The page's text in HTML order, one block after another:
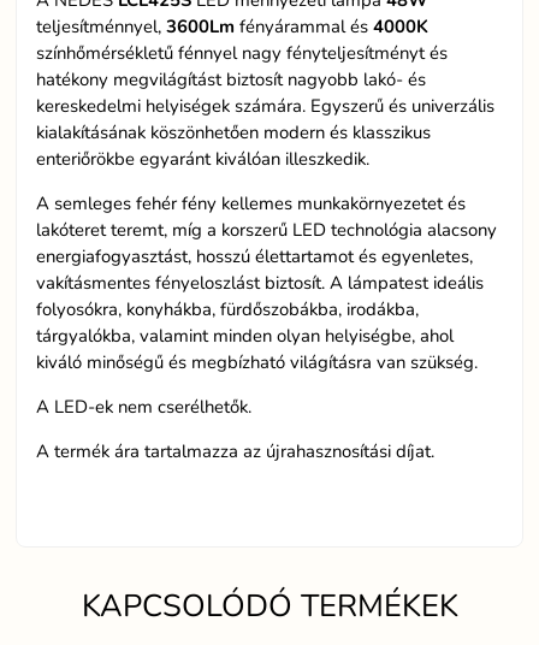
teljesítménnyel,3600Lm fényárammal és4000K
színhőmérsékletű fénnyel nagy fényteljesítményt és
hatékony megvilágítást biztosít nagyobb lakó- és
kereskedelmi helyiségek számára. Egyszerű és univerzális
kialakításának köszönhetően modern és klasszikus
enteriőrökbe egyaránt kiválóan illeszkedik.
A semleges fehér fény kellemes munkakörnyezetet és
lakóteret teremt, míg a korszerű LED technológia alacsony
energiafogyasztást, hosszú élettartamot és egyenletes,
vakításmentes fényeloszlást biztosít. A lámpatest ideális
folyosókra, konyhákba, fürdőszobákba, irodákba,
tárgyalókba, valamint minden olyan helyiségbe, ahol
kiváló minőségű és megbízható világításra van szükség.
A LED-ek nem cserélhetők.
A termék ára tartalmazza az újrahasznosítási díjat.
KAPCSOLÓDÓ TERMÉKEK